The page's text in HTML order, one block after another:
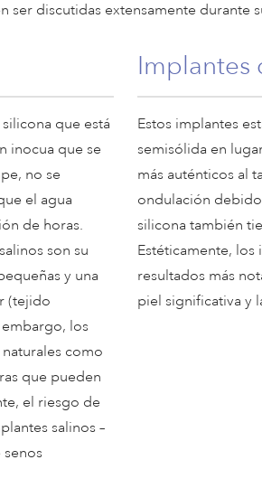
ser discutidas extensamente durante
que está
inocua que se
no se
el agua
de horas.
son su
y una
(tejido
los
como
que pueden
el riesgo de
salinos –
Implantes
Estos implantes
semisólida en
más auténticos al
ondulación
silicona también
Estéticamente,
resultados más
piel significativa y